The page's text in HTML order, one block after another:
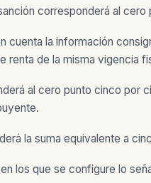
corresponderá al
cuenta la información
renta de la misma vigencia
al cero punto cinco
la suma equivalente a
los que se configure lo